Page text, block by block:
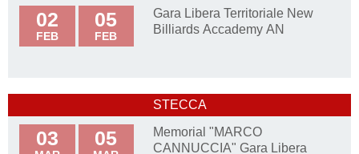
02
FEB
05
FEB
Gara Libera Territoriale New
Billiards Accademy AN
STECCA
03 05
Memorial "MARCO
CANNUCCIA" Gara Libera